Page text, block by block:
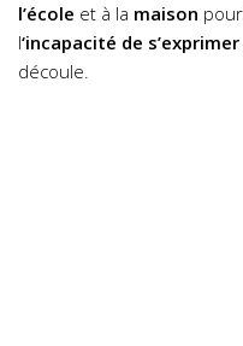
l’école et à la maison
l‘incapacité de s’exprimer
découle.